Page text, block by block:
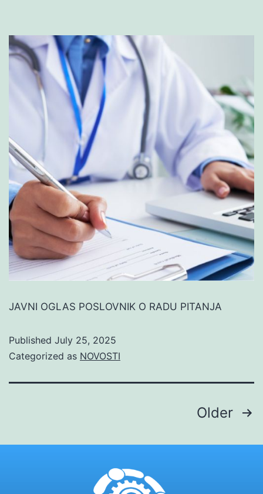
JAVNI OGLAS POSLOVNIK O RADU PITANJA
Published July 25, 2025
Categorized as NOVOSTI
Older